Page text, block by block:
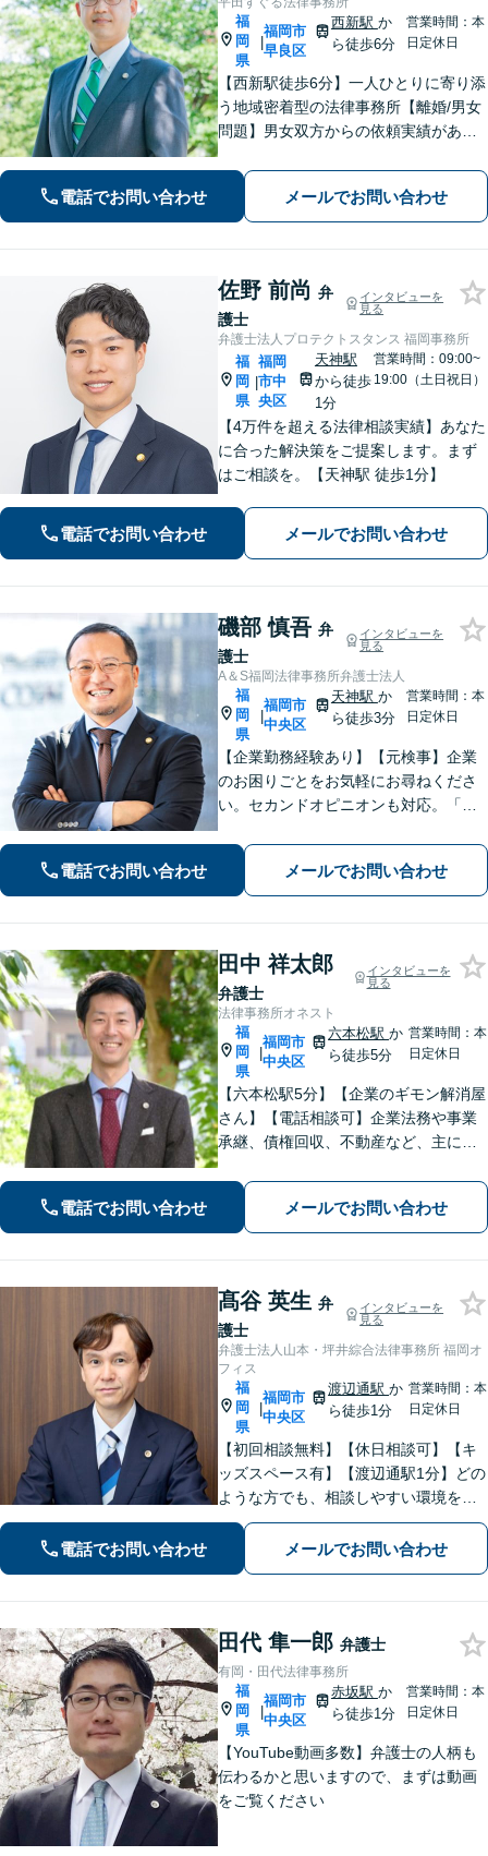
福
岡
県
|
福岡市
早良区
西新駅 か
ら徒歩6分
営業時間：本
日定休日
【西新駅徒歩6分】一人ひとりに寄り添
う地域密着型の法律事務所【離婚/男女
問題】男女双方からの依頼実績があり
せんか？第3者の目線から、さまざまな
解決方法や選択肢の提示をいたします
電話でお問い合わせ メールでお問い合わせ
佐野 前尚 弁
護士
インタビューを
見る
弁護士法人プロテクトスタンス 福岡事務所
福
岡
県
|
福岡
市中
央区
天神駅
から徒歩
1分
営業時間：09:00~
19:00（土日祝日）
【4万件を超える法律相談実績】あなた
に合った解決策をご提案します。まず
はご相談を。【天神駅 徒歩1分】
電話でお問い合わせ メールでお問い合わせ
磯部 慎吾 弁
護士
インタビューを
見る
A＆S福岡法律事務所弁護士法人
福
岡
県
|
福岡市
中央区
天神駅 か
ら徒歩3分
営業時間：本
日定休日
【企業勤務経験あり】【元検事】企業
のお困りごとをお気軽にお尋ねくださ
い。セカンドオピニオンも対応。「企
「社内調査」「刑事事件対応」も得意
とし、ビジネスと個人を全力で守りま
す。その他幅広いご相談に対応【天神
地下街直結】
電話でお問い合わせ メールでお問い合わせ
田中 祥太郎
弁護士
インタビューを
見る
法律事務所オネスト
福
岡
県
|
福岡市
中央区
六本松駅か
ら徒歩5分
営業時間：本
日定休日
【六本松駅5分】【企業のギモン解消屋
さん】【電話相談可】企業法務や事業
承継、債権回収、不動産など、主に企
のみなさまが安心して本業に専念でき
るよう、法律に関するちょっとした疑
問や悩みも迅速に解消。ぜひご相談く
ださい。
電話でお問い合わせ メールでお問い合わせ
髙谷 英生 弁
護士
インタビューを
見る
弁護士法人山本・坪井綜合法律事務所 福岡オ
フィス
福
岡
県
|
福岡市
中央区
渡辺通駅か
ら徒歩1分
営業時間：本
日定休日
【初回相談無料】【休日相談可】【キ
ッズスペース有】【渡辺通駅1分】どの
ような方でも、相談しやすい環境を整
えています。依頼者様に寄り添った対
応を心がけています。【離婚・男女問
題】DV被害へ積極的に対応。お気軽に
電話でお問い合わせ メールでお問い合わせ
田代 隼一郎 弁護士
有岡・田代法律事務所
福
岡
県
|
福岡市
中央区
赤坂駅 か
ら徒歩1分
営業時間：本
日定休日
【YouTube動画多数】弁護士の人柄も
伝わるかと思いますので、まずは動画
をご覧ください